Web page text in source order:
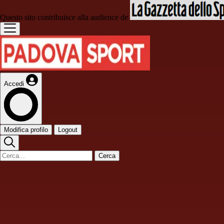
Questo sito contribuisce alla audience de
Accedi
Modifica profilo Logout
Cerca